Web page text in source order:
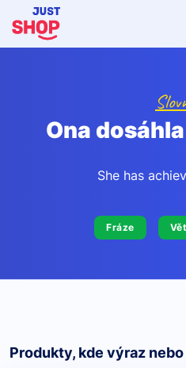
Ona
She has
Fráze
Produkty, kde výraz